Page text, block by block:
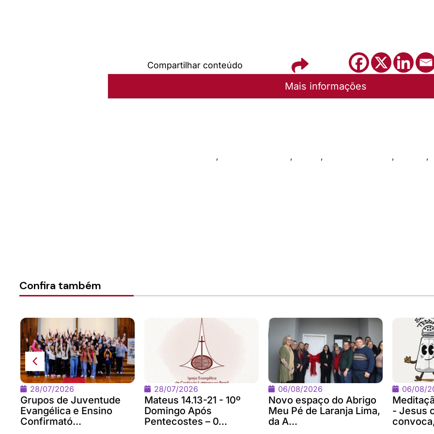
Compartilhar conteúdo
Mais informações
, , , , ,
Confira também
28/07/2026
Grupos de Juventude
Evangélica e Ensino
Confirmató...
28/07/2026
Mateus 14.13-21 - 10º
Domingo Após
Pentecostes – 0...
06/08/2026
Novo espaço do Abrigo
Meu Pé de Laranja Lima,
da A...
06/08/
- Jesus